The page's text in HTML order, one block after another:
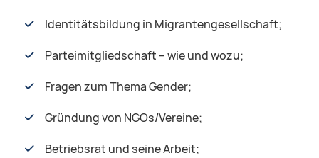
Identitätsbildung in Migrantengesellschaft;
Parteimitgliedschaft – wie und wozu;
Fragen zum Thema Gender;
Gründung von NGOs/Vereine;
Betriebsrat und seine Arbeit;